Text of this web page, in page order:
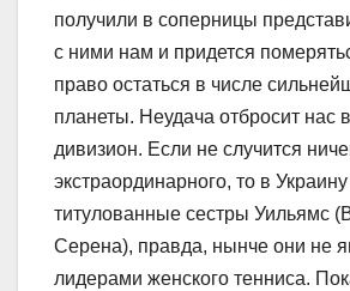
получили в соперницы
с ними нам и придется
право остаться в числе
планеты. Неудача отбросит нас
дивизион. Если не случится
экстраординарного, то в
титулованные сестры Уильямс
Серена), правда, нынче они не
лидерами женского тенниса.